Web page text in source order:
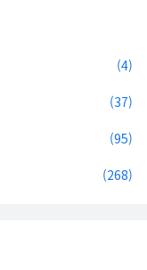
(4)
(37)
(95)
(268)